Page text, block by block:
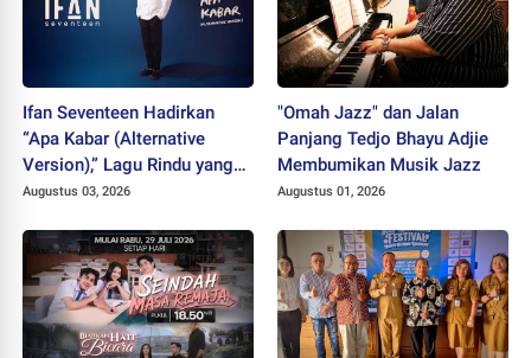
Ifan Seventeen Hadirkan
“Apa Kabar (Alternative
Version),” Lagu Rindu yang
Belum Usai
Augustus 03, 2026
"Omah Jazz" dan Jalan
Panjang Tedjo Bhayu Adjie
Membumikan Musik Jazz
Augustus 01, 2026